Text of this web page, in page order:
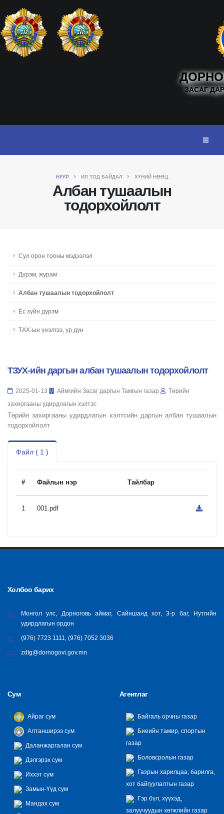
ЗАСАГ
НҮҮР ИЛ ТОД БАЙДАЛ ХҮНИЙ НӨӨЦ
Албан тушаалын
тодорхойлолт
Сул орон тооны мэдээлэл
Дүрэм, журам
Албан тушаалын тодорхойлолт
Ёс зүйн дүрэм
ТАХ-ын үнэлгээ, үр дүн
ТЗУХ-ийн даргын албан тушаалын тодорхойлолт
2025-01-13 Аймгийн Засаг даргын Тамгын газар
Төрийн
захиргааны удирдлагын хэлтэс
Төрийн захиргааны удирдлагын хэлтсийн даргын албан тушаалын
тодорхойлолт
Файл ( 1 )
# Файлын нэр Тайлбар
1 001.pdf
Холбоо барих
Монгол улс, Дорноговь аймаг, Сайншанд хот, 3-р баг, Нутгийн
удирдлагын ордон
(976) 7723 1111, (976) 7052 3036
zdtg@dornogovi.gov.mn
Сум
Айраг сум
Алтанширээ сум
Даланжаргалан сум
Дэлгэрэх сум
Иххэт сум
Замын-Үүд сум
Мандах сум
Агентлаг
Байгаль орчны газар
Биеийн тамир, спортын
газар
Боловсролын газар
Газрын харилцаа, барилга,
хот байгуулалтын газар
Гэр бүл, хүүхэд,
залуучуудын хөгжлийн газар